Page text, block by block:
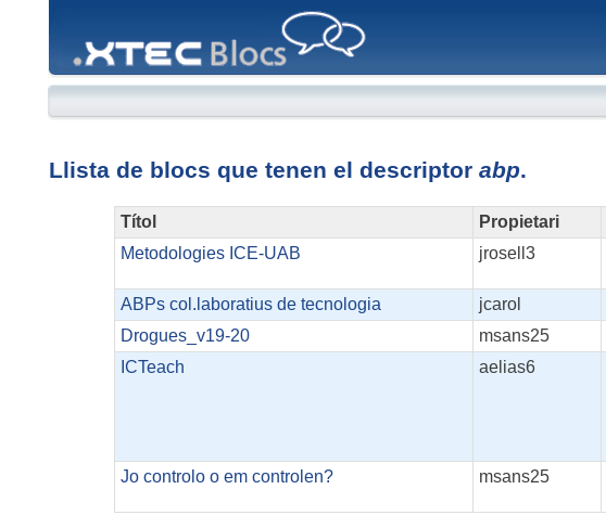
Llista de blocs que tenen el descriptor abp.
Títol Propietari
Metodologies ICE-UAB
jrosell3
ABPs col.laboratius de tecnologia
jcarol
Drogues_v19-20
msans25
ICTeach
aelias6
Jo controlo o em controlen?
msans25